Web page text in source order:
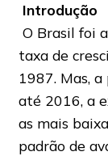
Introdução
O Brasil foi
taxa de
1987. Mas,
até 2016, a
as mais
padrão de